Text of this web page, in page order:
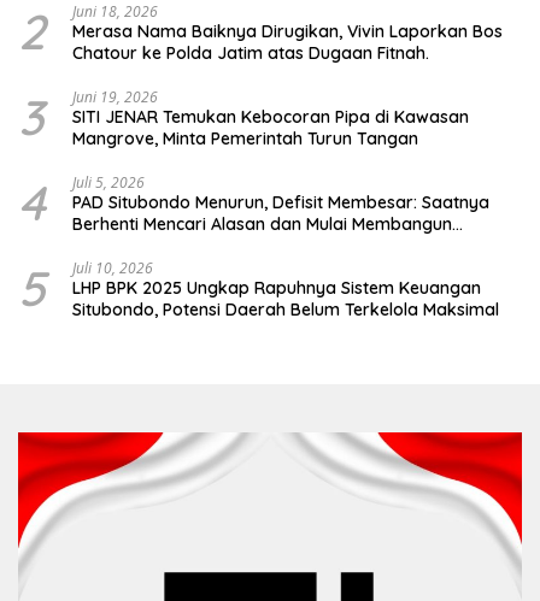
2 Juni 18, 2026
Merasa Nama Baiknya Dirugikan, Vivin Laporkan Bos
Chatour ke Polda Jatim atas Dugaan Fitnah.
3 Juni 19, 2026
SITI JENAR Temukan Kebocoran Pipa di Kawasan
Mangrove, Minta Pemerintah Turun Tangan
4 Juli 5, 2026
PAD Situbondo Menurun, Defisit Membesar: Saatnya
Berhenti Mencari Alasan dan Mulai Membangun
5 Juli 10, 2026
LHP BPK 2025 Ungkap Rapuhnya Sistem Keuangan
Situbondo, Potensi Daerah Belum Terkelola Maksimal